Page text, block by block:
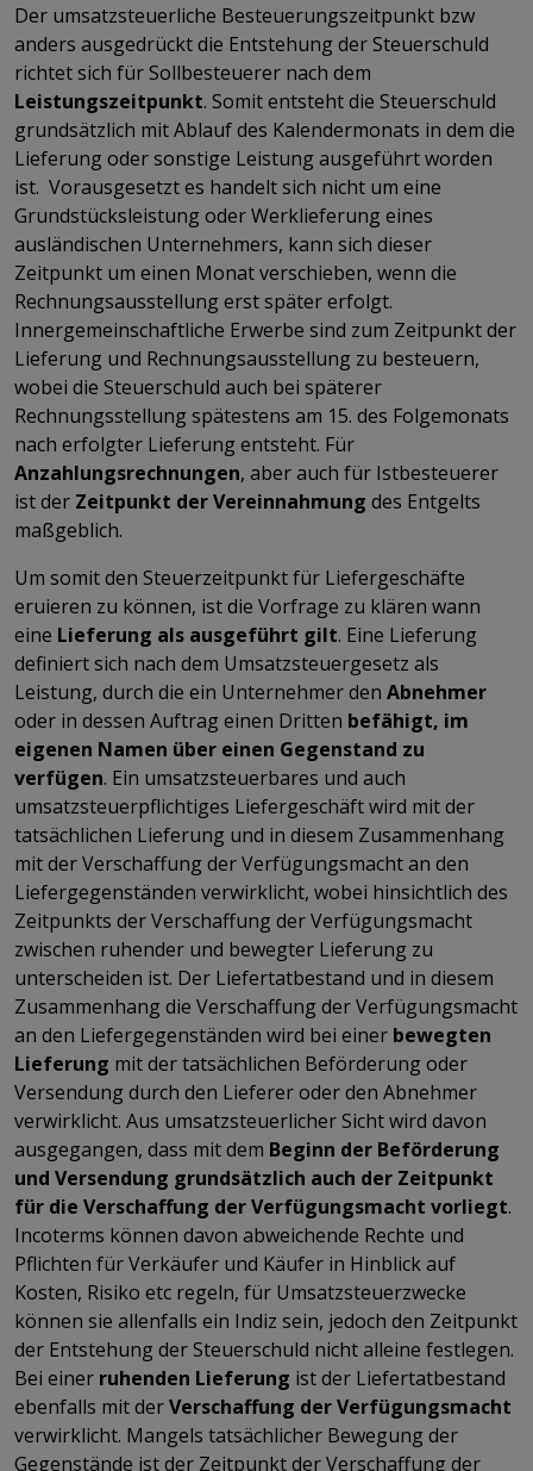
Der umsatzsteuerliche Besteuerungszeitpunkt bzw
anders ausgedrückt die Entstehung der Steuerschuld
richtet sich für Sollbesteuerer nach dem
Leistungszeitpunkt. Somit entsteht die Steuerschuld
grundsätzlich mit Ablauf des Kalendermonats in dem die
Lieferung oder sonstige Leistung ausgeführt worden
ist. Vorausgesetzt es handelt sich nicht um eine
Grundstücksleistung oder Werklieferung eines
ausländischen Unternehmers, kann sich dieser
Zeitpunkt um einen Monat verschieben, wenn die
Rechnungsausstellung erst später erfolgt.
Innergemeinschaftliche Erwerbe sind zum Zeitpunkt der
Lieferung und Rechnungsausstellung zu besteuern,
wobei die Steuerschuld auch bei späterer
Rechnungsstellung spätestens am 15. des Folgemonats
nach erfolgter Lieferung entsteht. Für
Anzahlungsrechnungen, aber auch für Istbesteuerer
ist der Zeitpunkt der Vereinnahmung des Entgelts
maßgeblich.
Um somit den Steuerzeitpunkt für Liefergeschäfte
eruieren zu können, ist die Vorfrage zu klären wann
eine Lieferung als ausgeführt gilt. Eine Lieferung
definiert sich nach dem Umsatzsteuergesetz als
Leistung, durch die ein Unternehmer den Abnehmer
oder in dessen Auftrag einen Dritten befähigt, im
eigenen Namen über einen Gegenstand zu
verfügen. Ein umsatzsteuerbares und auch
umsatzsteuerpflichtiges Liefergeschäft wird mit der
tatsächlichen Lieferung und in diesem Zusammenhang
mit der Verschaffung der Verfügungsmacht an den
Liefergegenständen verwirklicht, wobei hinsichtlich des
Zeitpunkts der Verschaffung der Verfügungsmacht
zwischen ruhender und bewegter Lieferung zu
unterscheiden ist. Der Liefertatbestand und in diesem
Zusammenhang die Verschaffung der Verfügungsmacht
an den Liefergegenständen wird bei einer bewegten
Lieferung mit der tatsächlichen Beförderung oder
Versendung durch den Lieferer oder den Abnehmer
verwirklicht. Aus umsatzsteuerlicher Sicht wird davon
ausgegangen, dass mit dem Beginn der Beförderung
und Versendung grundsätzlich auch der Zeitpunkt
für die Verschaffung der Verfügungsmacht vorliegt.
Incoterms können davon abweichende Rechte und
Pflichten für Verkäufer und Käufer in Hinblick auf
Kosten, Risiko etc regeln, für Umsatzsteuerzwecke
können sie allenfalls ein Indiz sein, jedoch den Zeitpunkt
der Entstehung der Steuerschuld nicht alleine festlegen.
Bei einer ruhenden Lieferung ist der Liefertatbestand
ebenfalls mit derVerschaffung der Verfügungsmacht
verwirklicht. Mangels tatsächlicher Bewegung der
Gegenstände ist der Zeitpunkt der Verschaffung der